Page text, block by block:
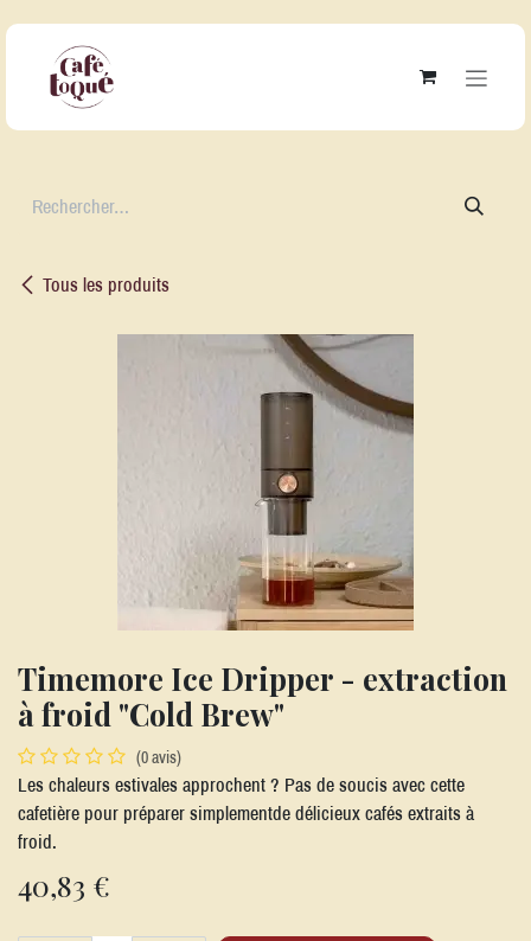
Tous les produits
Timemore Ice Dripper - extraction
à froid "Cold Brew"
(0 avis)
Les chaleurs estivales approchent ? Pas de soucis avec cette
cafetière pour préparer simplementde délicieux cafés extraits à
froid.
40,83 €